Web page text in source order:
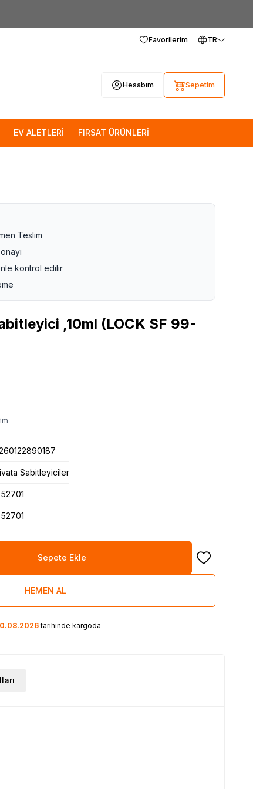
Favorilerim TR
Hesabım Sepetim
EV ALETLERİ FIRSAT ÜRÜNLERİ
Teslim
kontrol edilir
,10ml (LOCK SF 99-
Sabitleyiciler
Sepete Ekle Favoriye Ekle
HEMEN AL
tarihinde kargoda